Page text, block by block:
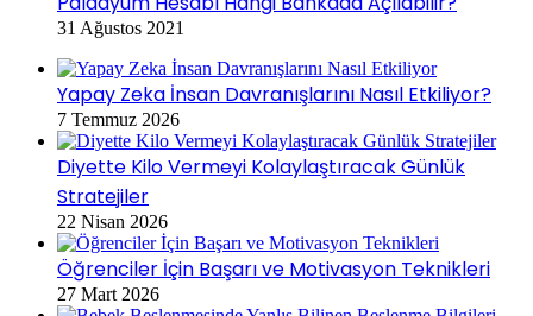
31 Ağustos 2021
Yapay Zeka İnsan Davranışlarını Nasıl Etkiliyor?
7 Temmuz 2026
Diyette Kilo Vermeyi Kolaylaştıracak Günlük
Stratejiler
22 Nisan 2026
Öğrenciler İçin Başarı ve Motivasyon Teknikleri
27 Mart 2026